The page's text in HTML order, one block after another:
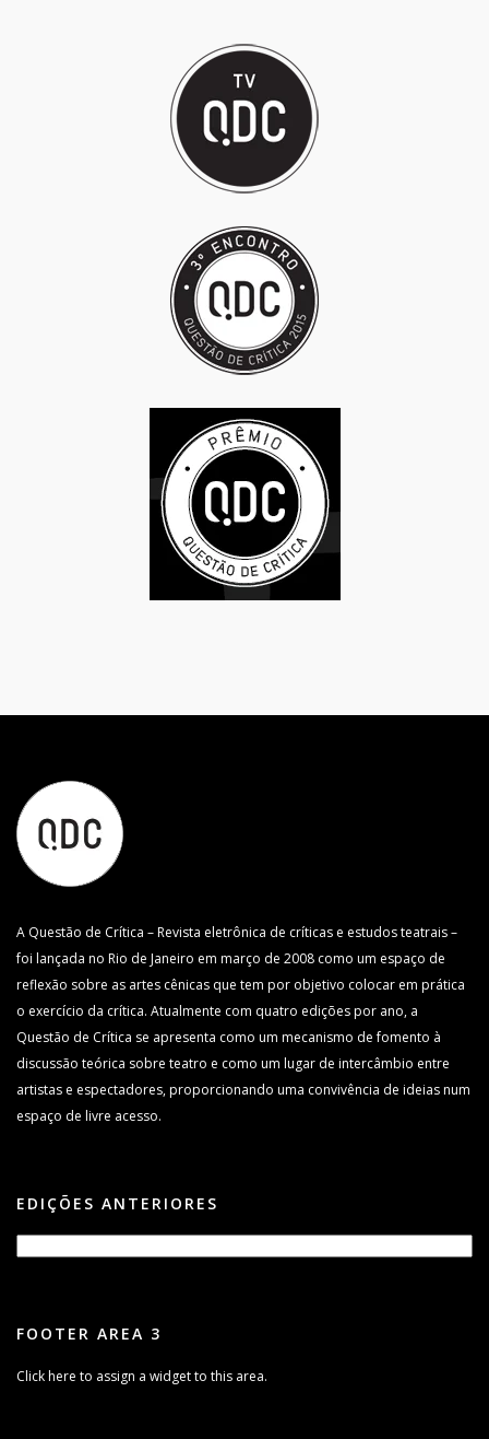
A Questão de Crítica – Revista eletrônica de críticas e estudos teatrais –
foi lançada no Rio de Janeiro em março de 2008 como um espaço de
reflexão sobre as artes cênicas que tem por objetivo colocar em prática
o exercício da crítica. Atualmente com quatro edições por ano, a
Questão de Crítica se apresenta como um mecanismo de fomento à
discussão teórica sobre teatro e como um lugar de intercâmbio entre
artistas e espectadores, proporcionando uma convivência de ideias num
espaço de livre acesso.
EDIÇÕES ANTERIORES
FOOTER AREA 3
Click here to assign a widget to this area.